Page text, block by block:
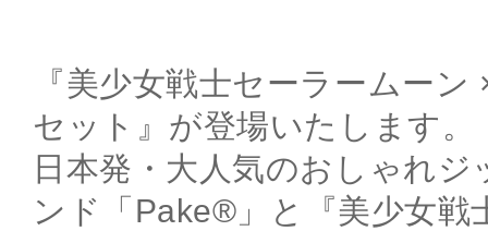
『美少女戦士セーラームー
セット』が登場いたします。
日本発・大人気のおしゃれ
ンド「Pake®」と『美少女戦